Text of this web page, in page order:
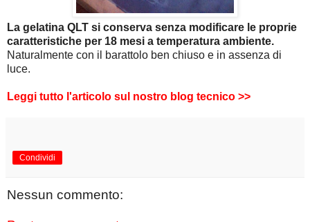
La gelatina QLT si conserva senza modificare le proprie
caratteristiche per 18 mesi a temperatura ambiente.
Naturalmente con il barattolo ben chiuso e in assenza di
luce.
Leggi tutto l'articolo sul nostro blog tecnico >>
Condividi
Nessun commento: